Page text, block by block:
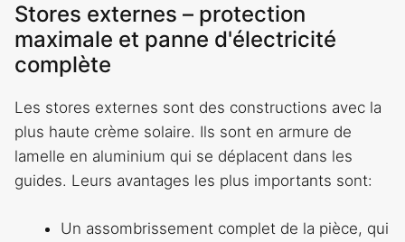
Stores externes – protection
maximale et panne d'électricité
complète
Les stores externes sont des constructions avec la
plus haute crème solaire. Ils sont en armure de
lamelle en aluminium qui se déplacent dans les
guides. Leurs avantages les plus importants sont:
Un assombrissement complet de la pièce, qui